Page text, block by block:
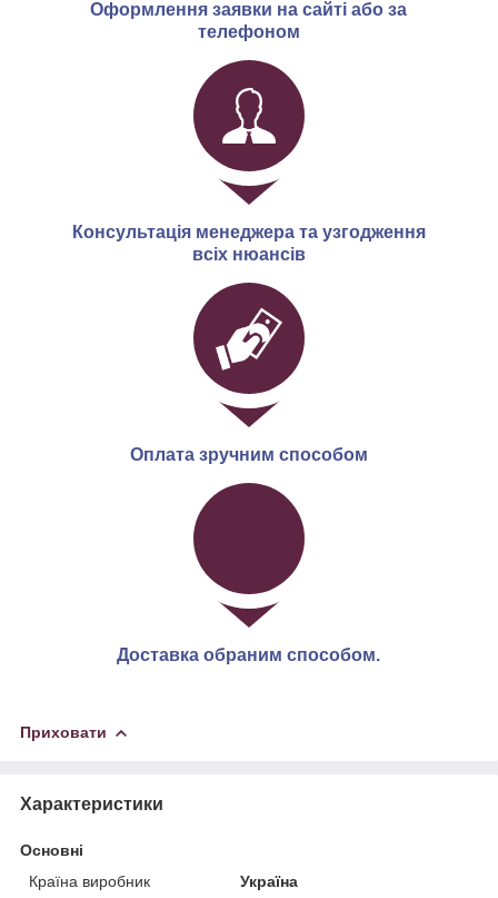
Оформлення заявки на сайті або за
телефоном
Консультація менеджера та узгодження
всіх нюансів
Оплата зручним способом
Доставка обраним способом.
Приховати
Характеристики
Основні
Країна виробник
Україна